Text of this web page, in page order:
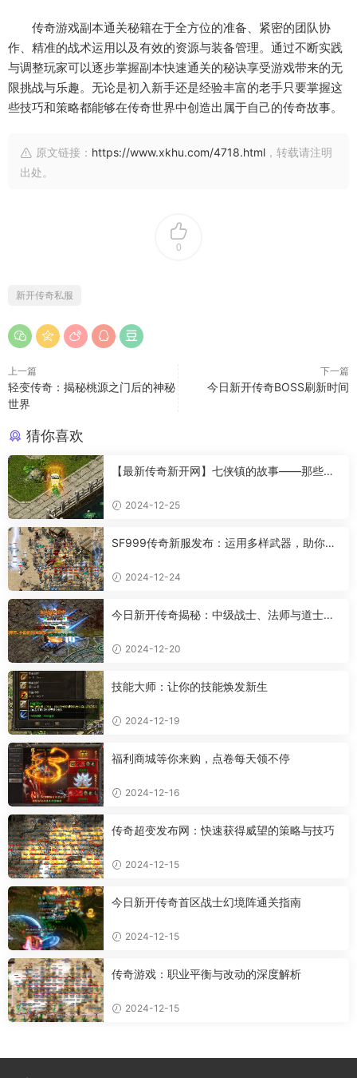
传奇游戏副本通关秘籍在于全方位的准备、紧密的团队协
作、精准的战术运用以及有效的资源与装备管理。通过不断实践
与调整玩家可以逐步掌握副本快速通关的秘诀享受游戏带来的无
限挑战与乐趣。无论是初入新手还是经验丰富的老手只要掌握这
些技巧和策略都能够在传奇世界中创造出属于自己的传奇故事。
原文链接： https://www.xkhu.com/4718.html ，转载请注明
出处。
0
新开传奇私服
上一篇
轻变传奇：揭秘桃源之门后的神秘
世界
下一篇
今日新开传奇BOSS刷新时间
猜你喜欢
【最新传奇新开网】七侠镇的故事——那些让
2024-12-25
SF999传奇新服发布：运用多样武器，助你成
2024-12-24
今日新开传奇揭秘：中级战士、法师与道士的
2024-12-20
技能大师：让你的技能焕发新生
2024-12-19
福利商城等你来购，点卷每天领不停
2024-12-16
传奇超变发布网：快速获得威望的策略与技巧
2024-12-15
今日新开传奇首区战士幻境阵通关指南
2024-12-15
传奇游戏：职业平衡与改动的深度解析
2024-12-15